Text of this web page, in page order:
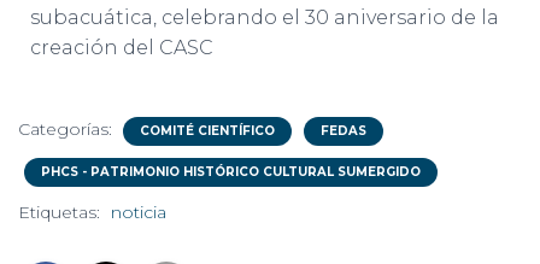
subacuática, celebrando el 30 aniversario de la
creación del CASC
Categorías: COMITÉ CIENTÍFICO FEDAS
PHCS - PATRIMONIO HISTÓRICO CULTURAL SUMERGIDO
Etiquetas: noticia